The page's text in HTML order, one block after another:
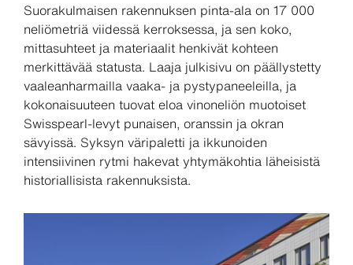
Suorakulmaisen rakennuksen pinta-ala on 17 000
neliömetriä viidessä kerroksessa, ja sen koko,
mittasuhteet ja materiaalit henkivät kohteen
merkittävää statusta. Laaja julkisivu on päällystetty
vaaleanharmailla vaaka- ja pystypaneeleilla, ja
kokonaisuuteen tuovat eloa vinoneliön muotoiset
Swisspearl-levyt punaisen, oranssin ja okran
sävyissä. Syksyn väripaletti ja ikkunoiden
intensiivinen rytmi hakevat yhtymäkohtia läheisistä
historiallisista rakennuksista.